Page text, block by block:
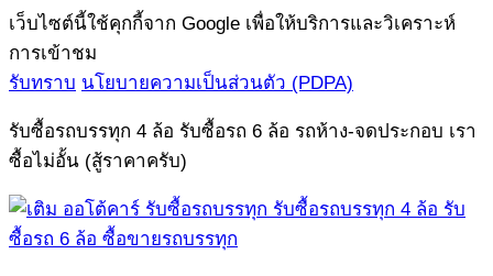
เว็บไซต์นี้ใช้คุกกี้จาก Google เพื่อให้บริการและวิเคราะห์
การเข้าชม
รับทราบ นโยบายความเป็นส่วนตัว (PDPA)
รับซื้อรถบรรทุก 4 ล้อ รับซื้อรถ 6 ล้อ รถห้าง-จดประกอบ เรา
ซื้อไม่อั้น (สู้ราคาครับ)